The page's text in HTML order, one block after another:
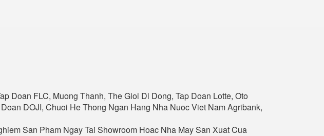
Doan FLC, Muong Thanh, The Gioi Di Dong, Tap Doan Lotte, Oto
DOJI, Chuoi He Thong Ngan Hang Nha Nuoc Viet Nam Agribank,
San Pham Ngay Tai Showroom Hoac Nha May San Xuat Cua